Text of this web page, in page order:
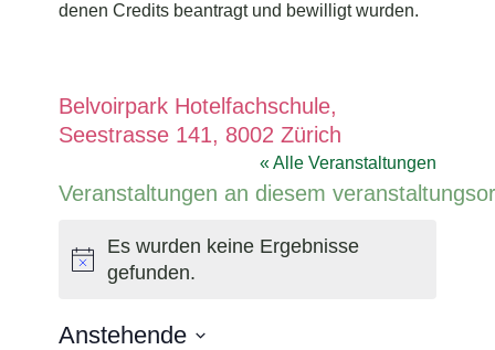
denen Credits beantragt und bewilligt wurden.
Belvoirpark Hotelfachschule,
Seestrasse 141, 8002 Zürich
« Alle Veranstaltungen
Veranstaltungen an diesem
Hinweis
Es wurden keine Ergebnisse
gefunden.
Anstehende